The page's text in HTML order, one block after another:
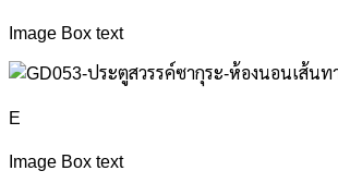
Image Box text
E
Image Box text